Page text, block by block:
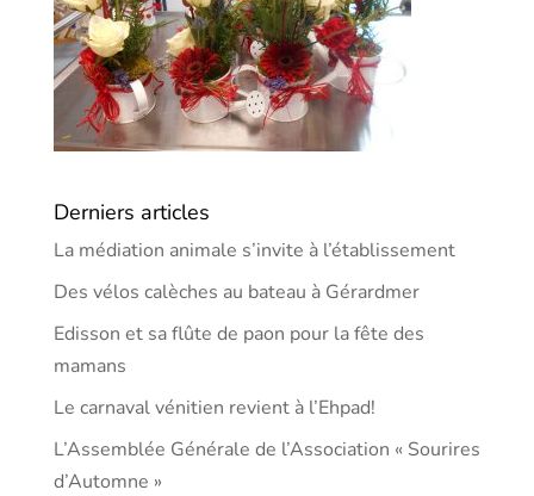
Derniers articles
La médiation animale s’invite à l’établissement
Des vélos calèches au bateau à Gérardmer
Edisson et sa flûte de paon pour la fête des
mamans
Le carnaval vénitien revient à l’Ehpad!
L’Assemblée Générale de l’Association « Sourires
d’Automne »